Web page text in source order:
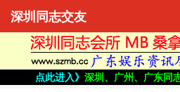
深圳同志交友
点此进入》 深圳、广州、广东同